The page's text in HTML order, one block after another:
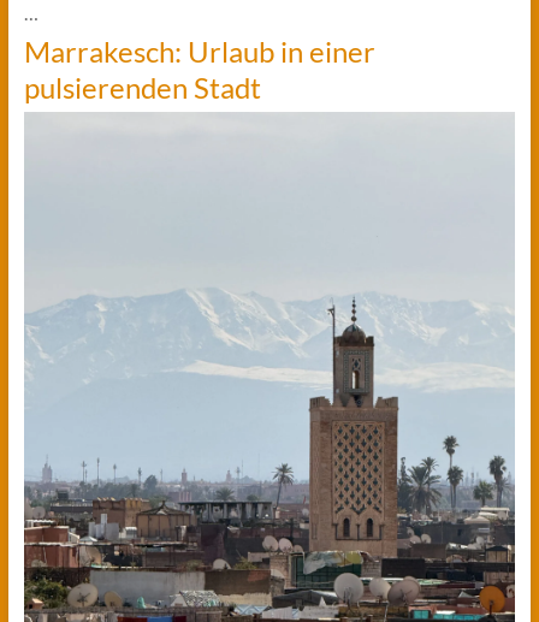
…
Marrakesch: Urlaub in einer
pulsierenden Stadt